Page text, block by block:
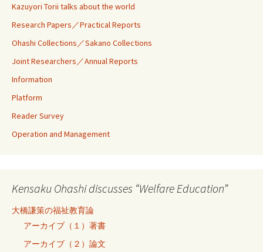
Kazuyori Torii talks about the world
Research Papers／Practical Reports
Ohashi Collections／Sakano Collections
Joint Researchers／Annual Reports
Information
Platform
Reader Survey
Operation and Management
Kensaku Ohashi discusses “Welfare Education”
大橋謙策の福祉教育論
アーカイブ（１）著書
アーカイブ（２）論文